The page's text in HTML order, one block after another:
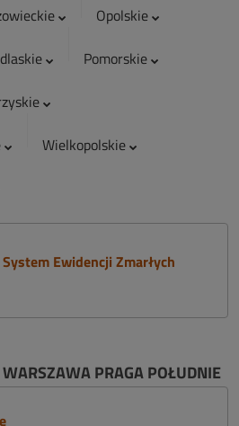
Opolskie
Pomorskie
Wielkopolskie
PRAGA POŁUDNIE